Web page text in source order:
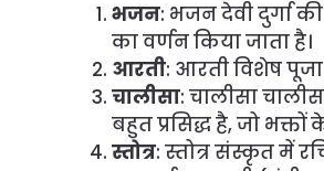
भजन: भजन देवी दुर्गा
का वर्णन किया जाता है।
आरती: आरती विशेष
चालीसा: चालीसा
बहुत प्रसिद्ध है, जो
स्तोत्र: स्तोत्र संस्कृत में